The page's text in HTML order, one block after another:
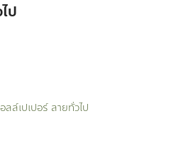
ป
ลล์เปเปอร์ ลายทั่วไป